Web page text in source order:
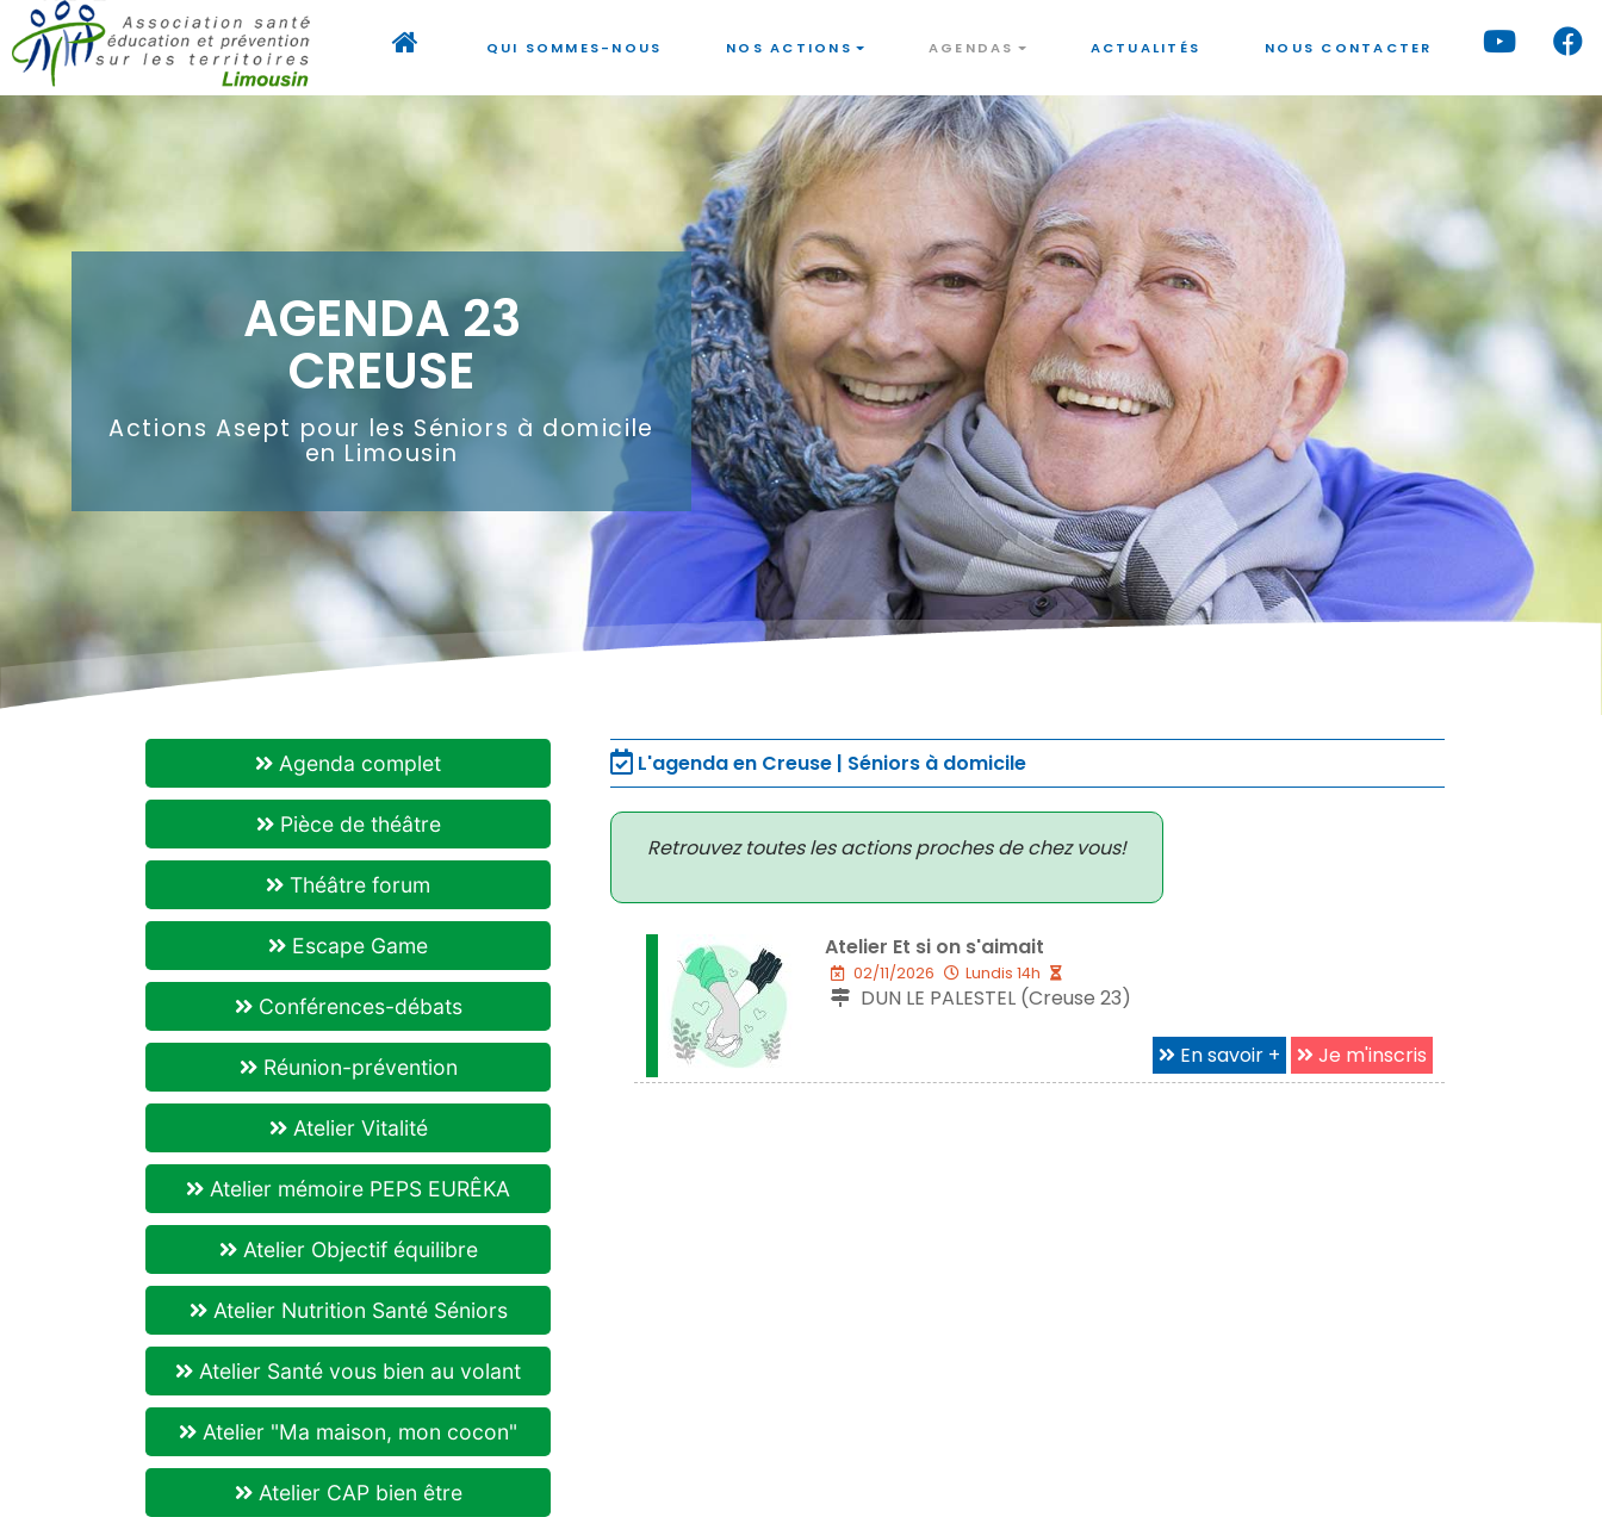
QUI SOMMES-NOUS NOS ACTIONS AGENDAS ACTUALITÉS NOUS CONTACTER
AGENDA 23
CREUSE
Actions Asept pour les Séniors à domicile
en Limousin
Agenda complet
Pièce de théâtre
Théâtre forum
Escape Game
Conférences-débats
Réunion-prévention
Atelier Vitalité
Atelier mémoire PEPS EURÊKA
Atelier Objectif équilibre
Atelier Nutrition Santé Séniors
Atelier Santé vous bien au volant
Atelier "Ma maison, mon cocon"
Atelier CAP bien être
L'agenda en Creuse | Séniors à domicile
Retrouvez toutes les actions proches de chez vous!
Atelier Et si on s'aimait
02/11/2026 Lundis 14h
DUN LE PALESTEL (Creuse 23)
En savoir + Je m'inscris